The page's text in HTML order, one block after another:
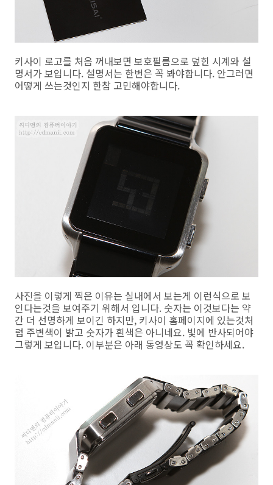
키사이 로고를 처음 꺼내보면 보호필름으로 덮힌 시계와 설
명서가 보입니다. 설명서는 한번은 꼭 봐야합니다. 안그러면
어떻게 쓰는것인지 한참 고민해야합니다.
사진을 이렇게 찍은 이유는 실내에서 보는게 이런식으로 보
인다는것을 보여주기 위해서 입니다. 숫자는 이것보다는 약
간 더 선명하게 보이긴 하지만, 키사이 홈페이지에 있는것처
럼 주변색이 밝고 숫자가 흰색은 아니네요. 빛에 반사되어야
그렇게 보입니다. 이부분은 아래 동영상도 꼭 확인하세요.